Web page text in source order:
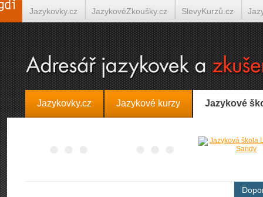
Jazykovky.cz Jazykové kurzy Jazykové
Jazykovky.cz JazykovéZkoušky.cz SlevyKurzů.cz
Španělština on-line Italština on-line Tlumočení-